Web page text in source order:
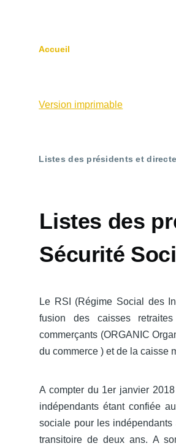
d'Ariane
Accueil
Version imprimable
Listes des présidents et
Listes des
Sécurité
Le RSI (Régime Social des
fusion des caisses
commerçants (ORGANIC
du commerce ) et de la caisse
A compter du 1er janvier
indépendants étant confiée
sociale pour les
transitoire de deux ans. A